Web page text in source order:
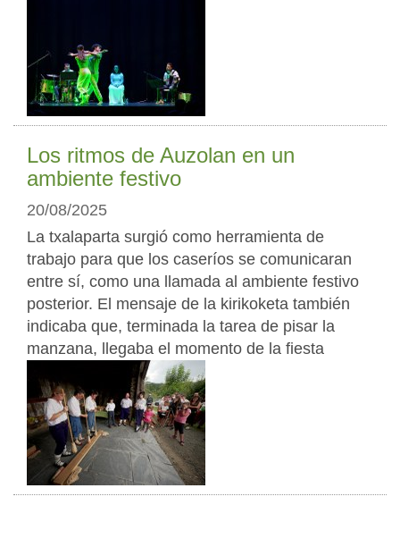
Los ritmos de Auzolan en un
ambiente festivo
20/08/2025
La txalaparta surgió como herramienta de
trabajo para que los caseríos se comunicaran
entre sí, como una llamada al ambiente festivo
posterior. El mensaje de la kirikoketa también
indicaba que, terminada la tarea de pisar la
manzana, llegaba el momento de la fiesta